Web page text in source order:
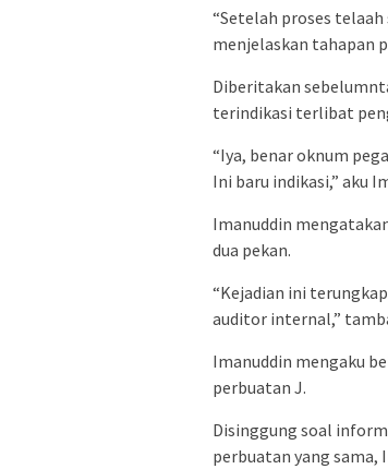
“Setelah proses
menjelaskan tahapan
Diberitakan
terindikasi terlibat
“Iya, benar oknum
Ini baru indikasi,” aku
Imanuddin
dua pekan.
“Kejadian ini
auditor internal,”
Imanuddin mengaku
perbuatan J.
Disinggung soal
perbuatan yang sama,